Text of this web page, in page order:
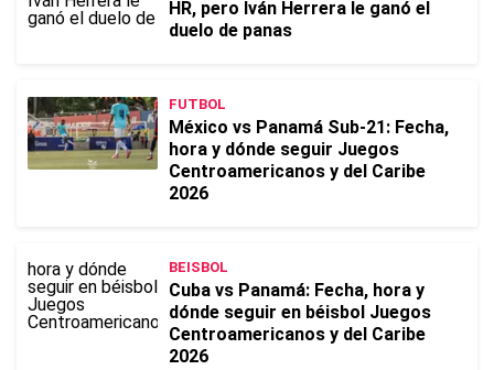
HR, pero Iván Herrera le ganó el
duelo de panas
FUTBOL
México vs Panamá Sub-21: Fecha,
hora y dónde seguir Juegos
Centroamericanos y del Caribe
2026
BEISBOL
Cuba vs Panamá: Fecha, hora y
dónde seguir en béisbol Juegos
Centroamericanos y del Caribe
2026